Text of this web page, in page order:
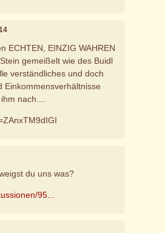
ECHTEN, EINZIG WAHREN
gemeißelt wie des Buidl
verständliches und doch
Einkommensverhältnisse
nach....
du uns was?
95...